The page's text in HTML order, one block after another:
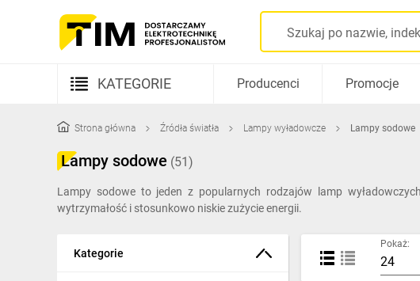
KATEGORIE
Kable i przewody
Elementy prowadzenia kabli
Producenci Promocje
Strona główna Źródła światła Lampy wyładowcze Lampy sodowe
Lampy sodowe (51)
Lampy sodowe to jeden z popularnych rodzajów lamp
wytrzymałość i stosunkowo niskie zużycie energii.
Kategorie
Pokaż: